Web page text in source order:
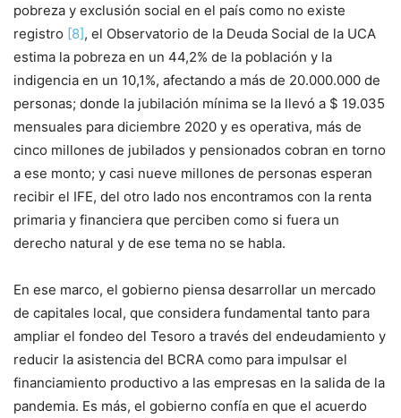
pobreza y exclusión social en el país como no existe
registro [8], el Observatorio de la Deuda Social de la UCA
estima la pobreza en un 44,2% de la población y la
indigencia en un 10,1%, afectando a más de 20.000.000 de
personas; donde la jubilación mínima se la llevó a $ 19.035
mensuales para diciembre 2020 y es operativa, más de
cinco millones de jubilados y pensionados cobran en torno
a ese monto; y casi nueve millones de personas esperan
recibir el IFE, del otro lado nos encontramos con la renta
primaria y financiera que perciben como si fuera un
derecho natural y de ese tema no se habla.
En ese marco, el gobierno piensa desarrollar un mercado
de capitales local, que considera fundamental tanto para
ampliar el fondeo del Tesoro a través del endeudamiento y
reducir la asistencia del BCRA como para impulsar el
financiamiento productivo a las empresas en la salida de la
pandemia. Es más, el gobierno confía en que el acuerdo